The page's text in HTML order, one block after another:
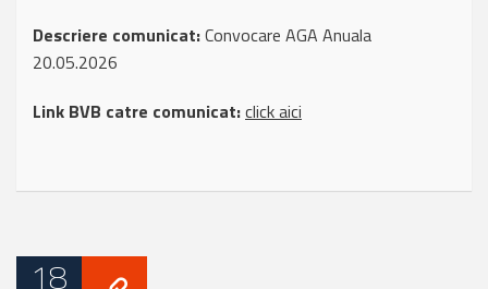
Descriere comunicat:Convocare AGA Anuala
20.05.2026
Link BVB catre comunicat:click aici
18